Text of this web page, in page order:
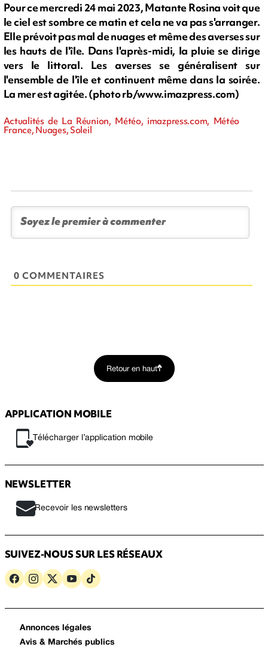
Pour ce mercredi 24 mai 2023, Matante Rosina voit que
le ciel est sombre ce matin et cela ne va pas s'arranger.
Elle prévoit pas mal de nuages et même des averses sur
les hauts de l'île. Dans l'après-midi, la pluie se dirige
vers le littoral. Les averses se généralisent sur
l'ensemble de l'île et continuent même dans la soirée.
La mer est agitée. (photo rb/www.imazpress.com)
Actualités de La Réunion, Météo, imazpress.com, Météo
France, Nuages, Soleil
0 COMMENTAIRES
Retour en haut
APPLICATION MOBILE
Télécharger l’application mobile
NEWSLETTER
Recevoir les newsletters
SUIVEZ-NOUS SUR LES RÉSEAUX
Annonces légales
Avis & Marchés publics